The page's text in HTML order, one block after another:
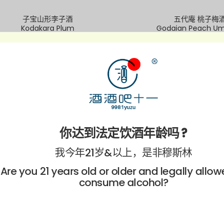
子宝山形李子酒
Kodakara Plum
RM 155.00
五代庵 桃子梅
Godaian Peach
RM 88.00
Out
Godaian Mikan Umeshu
RM 88.00
Kodakara Mature
獭祭BLUE 35
Dassai Blue 35
五代庵 蜂蜜梅
Godaian Honey
你达到法定饮酒年龄吗 ?
我今年21岁&以上，是非穆斯林
Are you 21 years old or older and legally
consume alcohol?